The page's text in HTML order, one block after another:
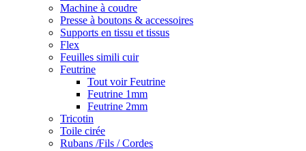
Machine à coudre
Presse à boutons & accessoires
Supports en tissu et tissus
Flex
Feuilles simili cuir
Feutrine
Tout voir Feutrine
Feutrine 1mm
Feutrine 2mm
Tricotin
Toile cirée
Rubans /Fils / Cordes